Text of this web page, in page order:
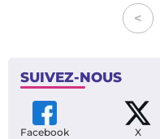
<
SUIVEZ-NOUS
Facebook X